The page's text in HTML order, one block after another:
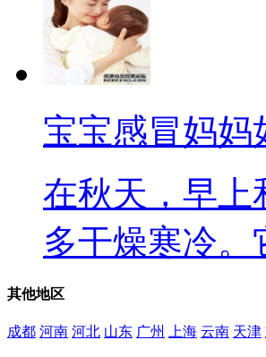
宝宝感冒妈妈
在秋天，早上
多干燥寒冷。
其他地区
成都 河南 河北 山东 广州 上海 云南 天津